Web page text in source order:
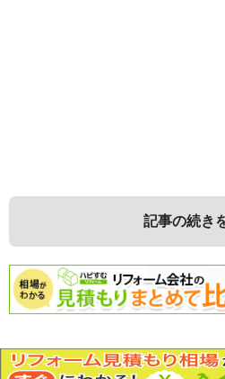
記事の続き
Copyright©ReWork-NAVI